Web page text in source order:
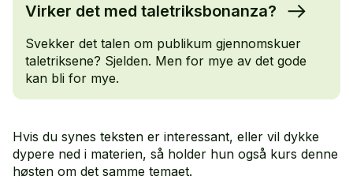
Virker det med taletriksbonanza?
Svekker det talen om publikum gjennomskuer
taletriksene? Sjelden. Men for mye av det gode
kan bli for mye.
Hvis du synes teksten er interessant, eller vil dykke
dypere ned i materien, så holder hun også kurs denne
høsten om det samme temaet.